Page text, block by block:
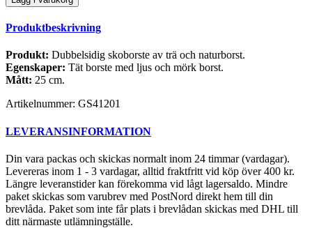
Produktbeskrivning
Produkt: Dubbelsidig skoborste av trä och naturborst.
Egenskaper: Tät borste med ljus och mörk borst.
Mått: 25 cm.
Artikelnummer: GS41201
LEVERANSINFORMATION
Din vara packas och skickas normalt inom 24 timmar (vardagar).
Levereras inom 1 - 3 vardagar, alltid fraktfritt vid köp över 400 kr.
Längre leveranstider kan förekomma vid lågt lagersaldo. Mindre
paket skickas som varubrev med PostNord direkt hem till din
brevlåda. Paket som inte får plats i brevlådan skickas med DHL till
ditt närmaste utlämningställe.